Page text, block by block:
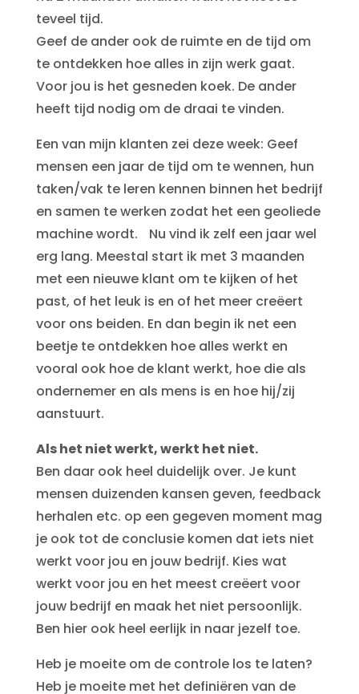
teveel tijd.
Geef de ander ook de ruimte en de tijd om
te ontdekken hoe alles in zijn werk gaat.
Voor jou is het gesneden koek. De ander
heeft tijd nodig om de draai te vinden.
Een van mijn klanten zei deze week: Geef
mensen een jaar de tijd om te wennen, hun
taken/vak te leren kennen binnen het bedrijf
en samen te werken zodat het een geoliede
machine wordt. Nu vind ik zelf een jaar wel
erg lang. Meestal start ik met 3 maanden
met een nieuwe klant om te kijken of het
past, of het leuk is en of het meer creëert
voor ons beiden. En dan begin ik net een
beetje te ontdekken hoe alles werkt en
vooral ook hoe de klant werkt, hoe die als
ondernemer en als mens is en hoe hij/zij
aanstuurt.
Als het niet werkt, werkt het niet.
Ben daar ook heel duidelijk over. Je kunt
mensen duizenden kansen geven, feedback
herhalen etc. op een gegeven moment mag
je ook tot de conclusie komen dat iets niet
werkt voor jou en jouw bedrijf. Kies wat
werkt voor jou en het meest creëert voor
jouw bedrijf en maak het niet persoonlijk.
Ben hier ook heel eerlijk in naar jezelf toe.
Heb je moeite om de controle los te laten?
Heb je moeite met het definiëren van de